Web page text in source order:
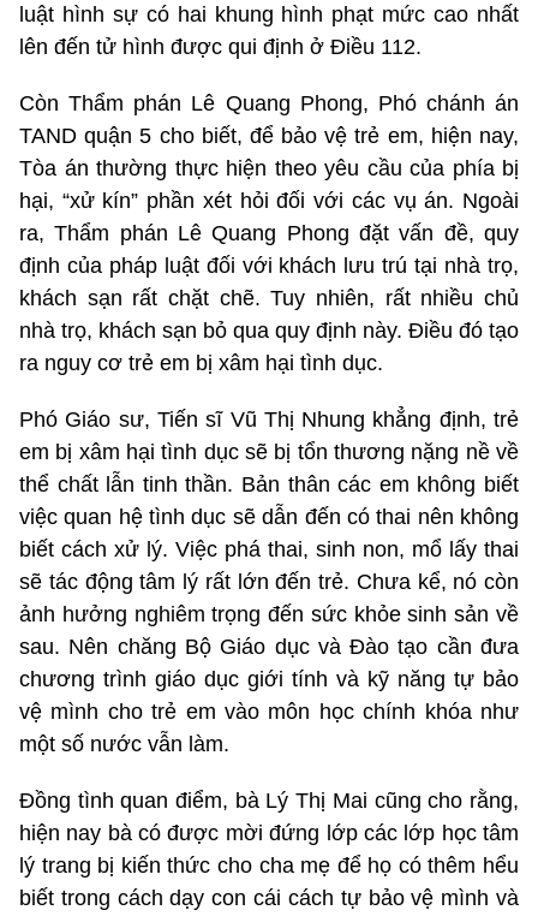
luật hình sự có hai khung hình phạt mức cao nhất
lên đến tử hình được qui định ở Điều 112.
Còn Thẩm phán Lê Quang Phong, Phó chánh án
TAND quận 5 cho biết, để bảo vệ trẻ em, hiện nay,
Tòa án thường thực hiện theo yêu cầu của phía bị
hại, “xử kín” phần xét hỏi đối với các vụ án. Ngoài
ra, Thẩm phán Lê Quang Phong đặt vấn đề, quy
định của pháp luật đối với khách lưu trú tại nhà trọ,
khách sạn rất chặt chẽ. Tuy nhiên, rất nhiều chủ
nhà trọ, khách sạn bỏ qua quy định này. Điều đó tạo
ra nguy cơ trẻ em bị xâm hại tình dục.
Phó Giáo sư, Tiến sĩ Vũ Thị Nhung khẳng định, trẻ
em bị xâm hại tình dục sẽ bị tổn thương nặng nề về
thể chất lẫn tinh thần. Bản thân các em không biết
việc quan hệ tình dục sẽ dẫn đến có thai nên không
biết cách xử lý. Việc phá thai, sinh non, mổ lấy thai
sẽ tác động tâm lý rất lớn đến trẻ. Chưa kể, nó còn
ảnh hưởng nghiêm trọng đến sức khỏe sinh sản về
sau. Nên chăng Bộ Giáo dục và Đào tạo cần đưa
chương trình giáo dục giới tính và kỹ năng tự bảo
vệ mình cho trẻ em vào môn học chính khóa như
một số nước vẫn làm.
Đồng tình quan điểm, bà Lý Thị Mai cũng cho rằng,
hiện nay bà có được mời đứng lớp các lớp học tâm
lý trang bị kiến thức cho cha mẹ để họ có thêm hểu
biết trong cách dạy con cái cách tự bảo vệ mình và